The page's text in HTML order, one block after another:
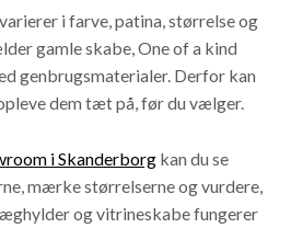
i farve, patina, størrelse og
gamle skabe, One of a kind
genbrugsmaterialer. Derfor kan
dem tæt på, før du vælger.
i Skanderborgkan du se
mærke størrelserne og vurdere,
og vitrineskabe fungerer